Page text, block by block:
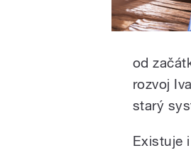
od
rozvoj
starý
Existuje